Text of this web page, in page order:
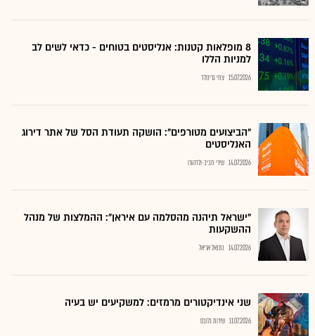
8 מופלאות קטנות: אנליסטים בטוחים - כדאי לשים לב
למניות הללו
15.07.2026 צחי גרינולד
"הביצועים מטורפים": הושקה תעודת הסל של אתר דירוג
האנליסטים
14.07.2026 שירי חביב-ולדהורן
"ישראל תיהנה מהסלמה עם איראן": ההמלצות של מנהל
ההשקעות
14.07.2026 נתנאל אריאל
שני אינדיקטורים מרמזים: למשקיעים יש בעיה
11.07.2026 שירות גלובס